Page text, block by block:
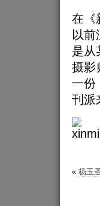
在《
以
是从
摄影
一份
刊派
« 杨玉